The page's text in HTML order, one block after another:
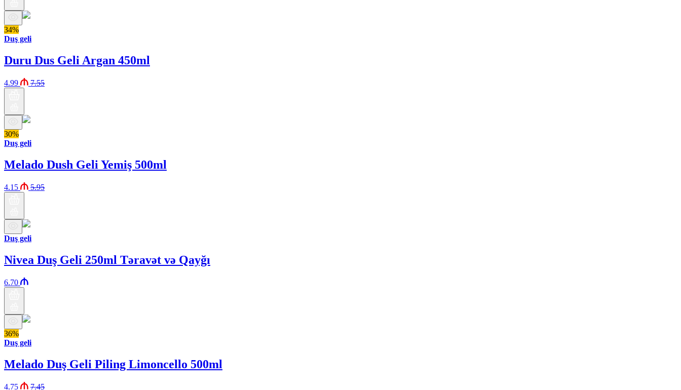
34%
Duş geli
Duru Dus Geli Argan 450ml
4.99 7.55
30%
Duş geli
Melado Dush Geli Yemiş 500ml
4.15 5.95
Duş geli
Nivea Duş Geli 250ml Təravət və Qayğı
6.70
36%
Duş geli
Melado Duş Geli Piling Limoncello 500ml
4.75 7.45